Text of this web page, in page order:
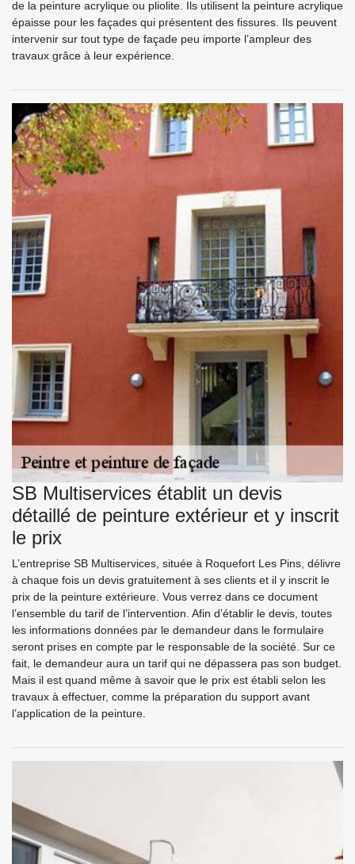
de la peinture acrylique ou pliolite. Ils utilisent la peinture acrylique
épaisse pour les façades qui présentent des fissures. Ils peuvent
intervenir sur tout type de façade peu importe l’ampleur des
travaux grâce à leur expérience.
SB Multiservices établit un devis
détaillé de peinture extérieur et y inscrit
le prix
L’entreprise SB Multiservices, située à Roquefort Les Pins, délivre
à chaque fois un devis gratuitement à ses clients et il y inscrit le
prix de la peinture extérieure. Vous verrez dans ce document
l’ensemble du tarif de l’intervention. Afin d’établir le devis, toutes
les informations données par le demandeur dans le formulaire
seront prises en compte par le responsable de la société. Sur ce
fait, le demandeur aura un tarif qui ne dépassera pas son budget.
Mais il est quand même à savoir que le prix est établi selon les
travaux à effectuer, comme la préparation du support avant
l’application de la peinture.